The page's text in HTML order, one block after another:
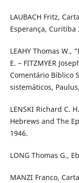
LAUBACH Fritz,
Esperança, Curitiba
LEAHY Thomas W.,
E. – FITZMYER
Comentário Bíblico
sistemáticos,
LENSKI Richard C.
Hebrews and The
1946.
LONG Thomas G.,
MANZI Franco,